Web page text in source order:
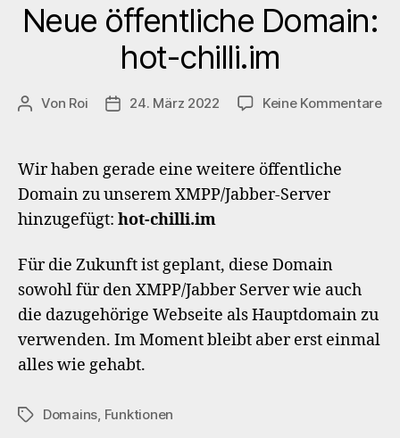
Neue öffentliche Domain:
hot-chilli.im
Beitragsautor
Von Roi Veröffentlichungsdatum
24. März 2022 Keine Kommentarezu
Wir haben gerade eine weitere öffentliche
Domain zu unserem XMPP/Jabber-Server
hinzugefügt: hot-chilli.im
Für die Zukunft ist geplant, diese Domain
sowohl für den XMPP/Jabber Server wie auch
die dazugehörige Webseite als Hauptdomain zu
verwenden. Im Moment bleibt aber erst einmal
alles wie gehabt.
Schlagwörter
Domains Funktionen